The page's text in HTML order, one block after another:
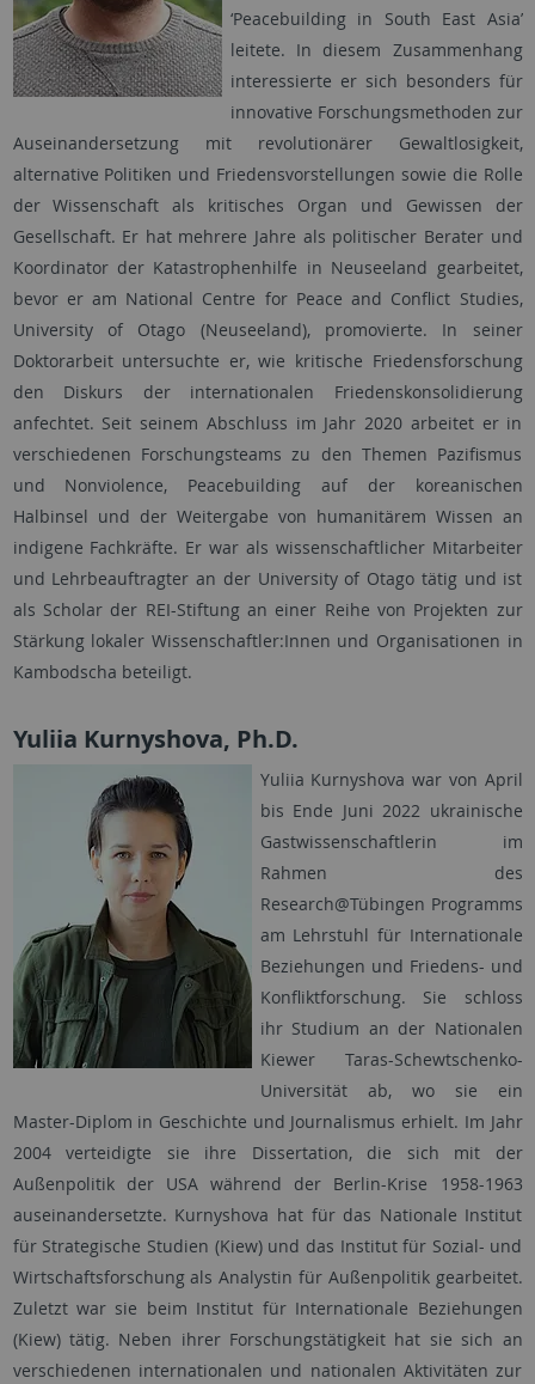
‘Peacebuilding in South East Asia’
leitete. In diesem Zusammenhang
interessierte er sich besonders für
innovative Forschungsmethoden zur
Auseinandersetzung mit revolutionärer Gewaltlosigkeit,
alternative Politiken und Friedensvorstellungen sowie die Rolle
der Wissenschaft als kritisches Organ und Gewissen der
Gesellschaft. Er hat mehrere Jahre als politischer Berater und
Koordinator der Katastrophenhilfe in Neuseeland gearbeitet,
bevor er am National Centre for Peace and Conflict Studies,
University of Otago (Neuseeland), promovierte. In seiner
Doktorarbeit untersuchte er, wie kritische Friedensforschung
den Diskurs der internationalen Friedenskonsolidierung
anfechtet. Seit seinem Abschluss im Jahr 2020 arbeitet er in
verschiedenen Forschungsteams zu den Themen Pazifismus
und Nonviolence, Peacebuilding auf der koreanischen
Halbinsel und der Weitergabe von humanitärem Wissen an
indigene Fachkräfte. Er war als wissenschaftlicher Mitarbeiter
und Lehrbeauftragter an der University of Otago tätig und ist
als Scholar der REI-Stiftung an einer Reihe von Projekten zur
Stärkung lokaler Wissenschaftler:Innen und Organisationen in
Kambodscha beteiligt.
Yuliia Kurnyshova, Ph.D.
Yuliia Kurnyshova war von April
bis Ende Juni 2022 ukrainische
Gastwissenschaftlerin im
Rahmen des
Research@Tübingen Programms
am Lehrstuhl für Internationale
Beziehungen und Friedens- und
Konfliktforschung. Sie schloss
ihr Studium an der Nationalen
Kiewer Taras-Schewtschenko-
Universität ab, wo sie ein
Master-Diplom in Geschichte und Journalismus erhielt. Im Jahr
2004 verteidigte sie ihre Dissertation, die sich mit der
Außenpolitik der USA während der Berlin-Krise 1958-1963
auseinandersetzte. Kurnyshova hat für das Nationale Institut
für Strategische Studien (Kiew) und das Institut für Sozial- und
Wirtschaftsforschung als Analystin für Außenpolitik gearbeitet.
Zuletzt war sie beim Institut für Internationale Beziehungen
(Kiew) tätig. Neben ihrer Forschungstätigkeit hat sie sich an
verschiedenen internationalen und nationalen Aktivitäten zur